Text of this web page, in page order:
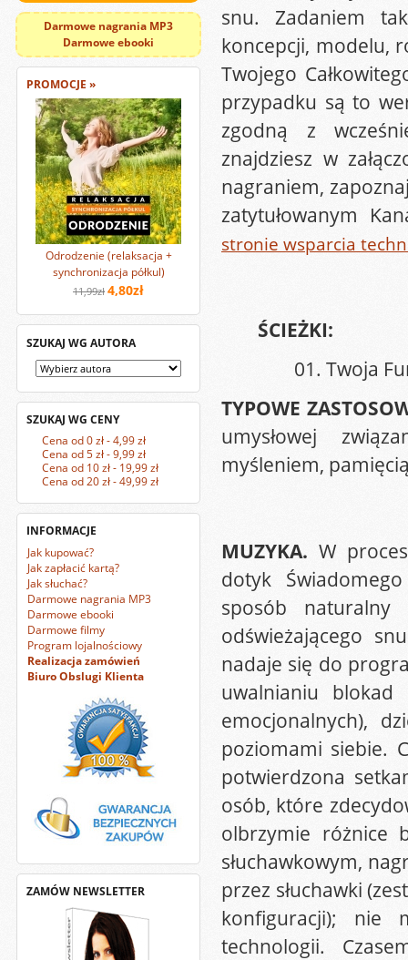
Darmowe nagrania MP3
Darmowe ebooki
PROMOCJE »
Odrodzenie (relaksacja +
synchronizacja półkul)
11,99zł 4,80zł
SZUKAJ WG AUTORA
SZUKAJ WG CENY
Cena od 0 zł - 4,99 zł
Cena od 5 zł - 9,99 zł
Cena od 10 zł - 19,99 zł
Cena od 20 zł - 49,99 zł
INFORMACJE
Jak kupować?
Jak zapłacić kartą?
Jak słuchać?
Darmowe nagrania MP3
Darmowe ebooki
Darmowe filmy
Program lojalnościowy
Realizacja zamówień
Biuro Obslugi Klienta
ZAMÓW NEWSLETTER
snu. Zadaniem
koncepcji, modelu,
Twojego
przypadku są to
zgodną z
znajdziesz w
nagraniem,
zatytułowanym
stronie wsparcia
ŚCIEŻKI:
01. Twoja
TYPOWE
umysłowej
myśleniem,
MUZYKA. W
dotyk
sposób
odświeżającego
nadaje się do
uwalnianiu blokad
emocjonalnych),
poziomami siebie.
potwierdzona
osób, które
olbrzymie różnice
słuchawkowym,
przez słuchawki
konfiguracji); nie
technologii.